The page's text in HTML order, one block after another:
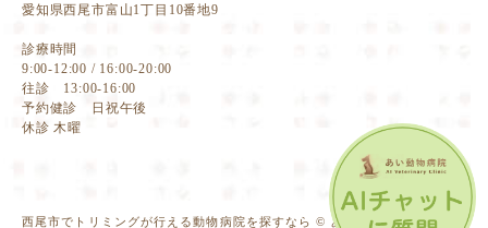
愛知県西尾市富山1丁目10番地9
診療時間
9:00-12:00 / 16:00-20:00
往診 13:00-16:00
予約健診 日祝午後
休診 木曜
西尾市でトリミングが行える動物病院を探すなら © あい動物病院